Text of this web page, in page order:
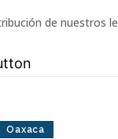
de nuestros
Oaxaca